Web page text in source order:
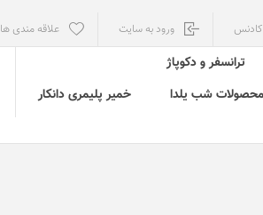
کادنس ورود به سایت علاقه مندی ها
ترانسفر و دکوپاژ
محصولات شب یلدا
خمیر پلیمری دانکار